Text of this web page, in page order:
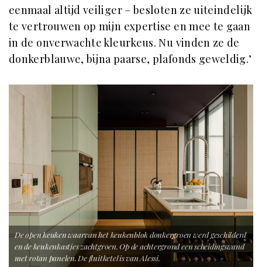
eenmaal altijd veiliger – besloten ze uiteindelijk
te vertrouwen op mijn expertise en mee te gaan
in de onverwachte kleurkeus. Nu vinden ze de
donkerblauwe, bijna paarse, plafonds geweldig.’
De open keuken waarvan het keukenblok donkergroen werd geschilderd
en de keukenkastjes zachtgroen. Op de achtergrond een scheidingswand
met rotan panelen. De fluitketel is van Alessi.